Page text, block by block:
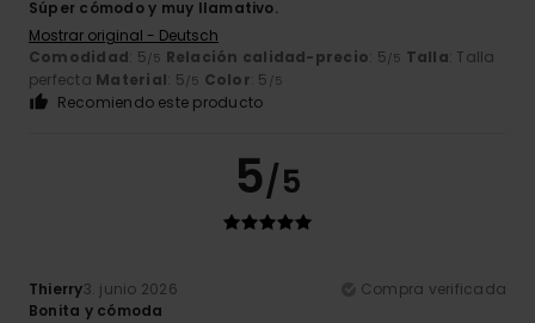
Súper cómodo y muy llamativo.
Mostrar original - Deutsch
Comodidad: 5/5 Relación calidad-precio: 5/5 Talla: Talla
perfecta Material: 5/5 Color: 5 /5
Recomiendo este producto
5/5
Thierry3. junio 2026
Compra verificada
Bonita y cómoda